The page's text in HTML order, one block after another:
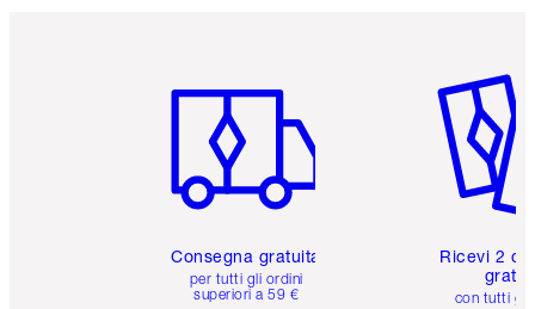
Consegna gratuita
per tutti gli ordini
superiori a 59 €
Ricevi 2
con tutti gli